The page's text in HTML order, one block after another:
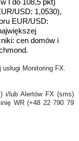
I do 108,5 pkt)
USD: 1,0530),
EUR/USD:
cen domów i
Monitoring FX.
i/lub Alertów FX (sms)
WR (+48 22 790 79